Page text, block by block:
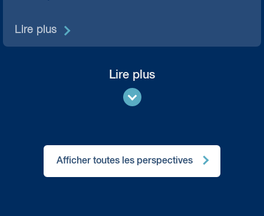
Lire plus
Lire plus
Afficher toutes les perspectives